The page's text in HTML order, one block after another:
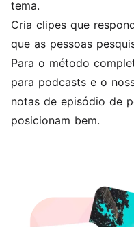
tema.
Cria clipes que
que as pessoas
Para o método
para podcasts e o
notas de episódio de
posicionam bem.